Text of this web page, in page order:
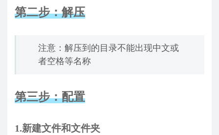
第二步：解压
注意：解压到的目录不能出现中文或
者空格等名称
第三步：配置
1.新建文件和文件夹